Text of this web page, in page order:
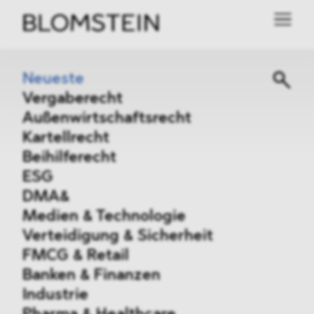
Neueste
Vergaberecht
Außenwirtschaftsrecht
Kartellrecht
Beihilferecht
ESG
DMA&
Medien & Technologie
Verteidigung & Sicherheit
FMCG & Retail
Banken & Finanzen
Industrie